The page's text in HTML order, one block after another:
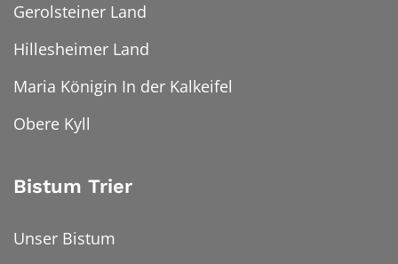
Gerolsteiner Land
Hillesheimer Land
Maria Königin In der Kalkeifel
Obere Kyll
Bistum Trier
Unser Bistum